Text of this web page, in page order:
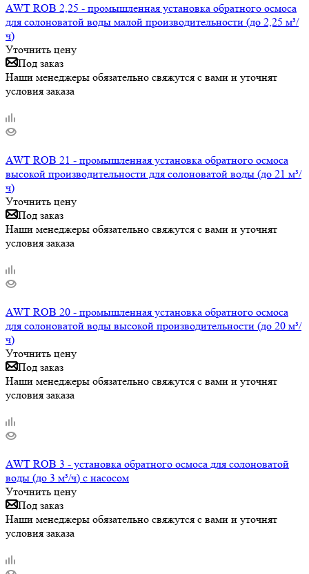
AWT ROB 2,25 - промышленная установка обратного осмоса
для солоноватой воды малой производительности (до 2,25 м³/
ч)
Уточнить цену
Под заказ
Наши менеджеры обязательно свяжутся с вами и уточнят
условия заказа
AWT ROB 21 - промышленная установка обратного осмоса
высокой производительности для солоноватой воды (до 21 м³/
ч)
Уточнить цену
Под заказ
Наши менеджеры обязательно свяжутся с вами и уточнят
условия заказа
AWT ROB 20 - промышленная установка обратного осмоса
для солоноватой воды высокой производительности (до 20 м³/
ч)
Уточнить цену
Под заказ
Наши менеджеры обязательно свяжутся с вами и уточнят
условия заказа
AWT ROB 3 - установка обратного осмоса для солоноватой
воды (до 3 м³/ч) с насосом
Уточнить цену
Под заказ
Наши менеджеры обязательно свяжутся с вами и уточнят
условия заказа